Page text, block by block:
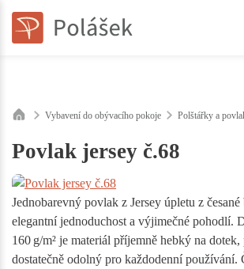
Vybavení do obývacího pokoje Polštářky a
Povlak jersey č.68
Jednobarevný povlak z Jersey úpletu z
elegantní jednoduchost a výjimečné pohodlí.
160 g/m² je materiál příjemně hebký na
dostatečně odolný pro každodenní používání.